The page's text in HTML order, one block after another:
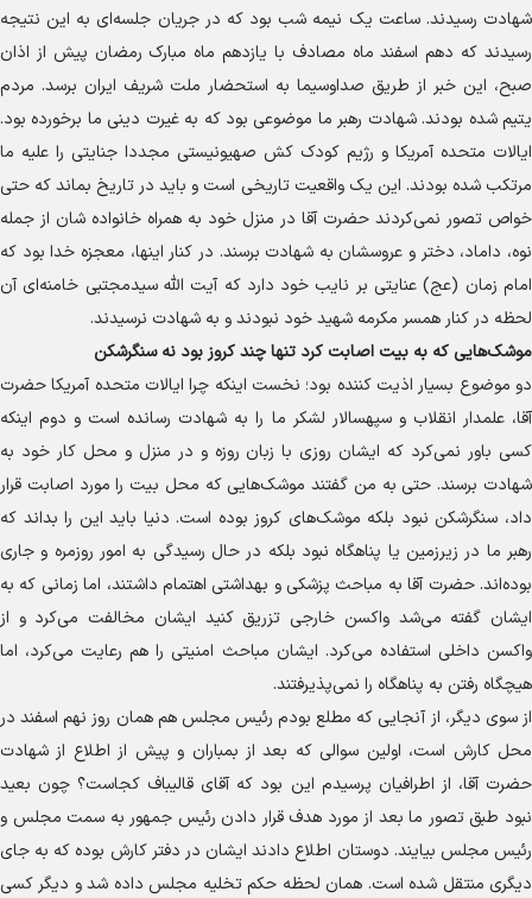
شهادت رسیدند. ساعت یک نیمه شب بود که در جریان جلسه‌ای به این نتیجه
رسیدند که دهم اسفند ماه مصادف با یازدهم ماه مبارک رمضان پیش از اذان
صبح، این خبر از طریق صداوسیما به استحضار ملت شریف ایران برسد. مردم
یتیم شده بودند. شهادت رهبر ما موضوعی بود که به غیرت دینی ما برخورده بود.
ایالات متحده آمریکا و رژیم کودک کش صهیونیستی مجددا جنایتی را علیه ما
مرتکب شده بودند. این یک واقعیت تاریخی است و باید در تاریخ بماند که حتی
خواص تصور نمی‌کردند حضرت آقا در منزل خود به همراه خانواده شان از جمله
نوه، داماد، دختر و عروسشان به شهادت برسند. در کنار اینها، معجزه خدا بود که
امام زمان (عج) عنایتی بر نایب خود دارد که آیت الله سیدمجتبی خامنه‌ای آن
لحظه در کنار همسر مکرمه شهید خود نبودند و به شهادت نرسیدند.
موشک‌هایی که به بیت اصابت کرد تنها چند کروز بود نه سنگرشکن
دو موضوع بسیار اذیت کننده بود؛ نخست اینکه چرا ایالات متحده آمریکا حضرت
آقا، علمدار انقلاب و سپهسالار لشکر ما را به شهادت رسانده است و دوم اینکه
کسی باور نمی‌کرد که ایشان روزی با زبان روزه و در منزل و محل کار خود به
شهادت برسند. حتی به من گفتند موشک‌هایی که محل بیت را مورد اصابت قرار
داد، سنگرشکن نبود بلکه موشک‌های کروز بوده است. دنیا باید این را بداند که
رهبر ما در زیرزمین یا پناهگاه نبود بلکه در حال رسیدگی به امور روزمره و جاری
بوده‌اند. حضرت آقا به مباحث پزشکی و بهداشتی اهتمام داشتند، اما زمانی که به
ایشان گفته می‌شد واکسن خارجی تزریق کنید ایشان مخالفت می‌کرد و از
واکسن داخلی استفاده می‌کرد. ایشان مباحث امنیتی را هم رعایت می‌کرد، اما
هیچگاه رفتن به پناهگاه را نمی‌پذیرفتند.
از سوی دیگر، از آنجایی که مطلع بودم رئیس مجلس هم همان روز نهم اسفند در
محل کارش است، اولین سوالی که بعد از بمباران و پیش از اطلاع از شهادت
حضرت آقا، از اطرافیان پرسیدم این بود که آقای قالیباف کجاست؟ چون بعید
نبود طبق تصور ما بعد از مورد هدف قرار دادن رئیس جمهور به سمت مجلس و
رئیس مجلس بیایند. دوستان اطلاع دادند ایشان در دفتر کارش بوده که به جای
دیگری منتقل شده است. همان لحظه حکم تخلیه مجلس داده شد و دیگر کسی